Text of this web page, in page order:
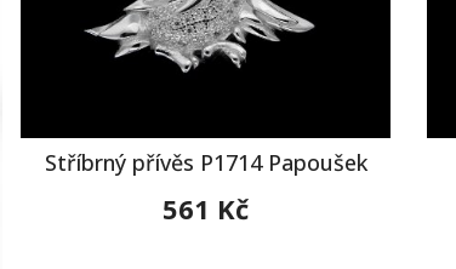
Stříbrný přívěs P1714 Papoušek
561 Kč